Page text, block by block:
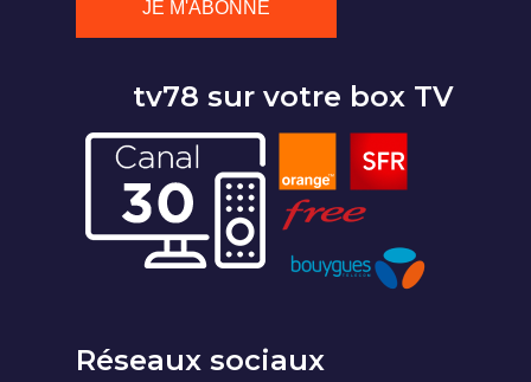
tv78 sur votre box TV
Réseaux sociaux